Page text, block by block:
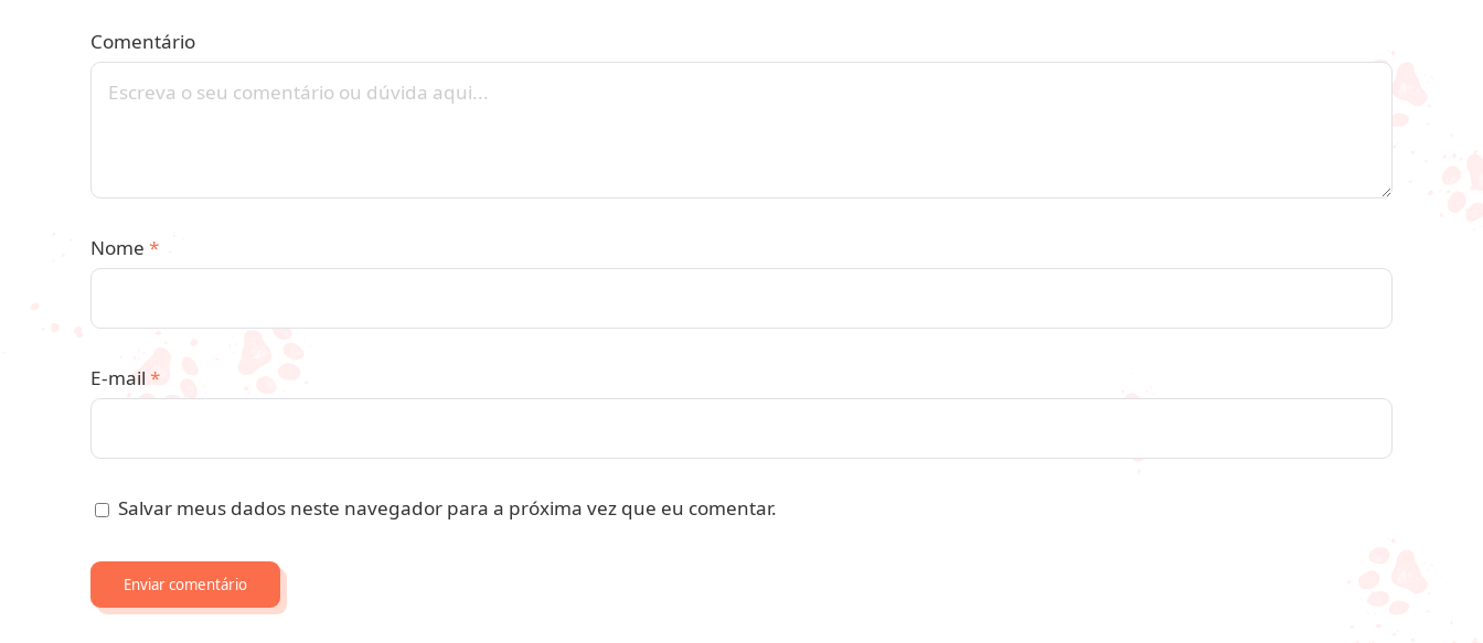
Comentário
Nome *
E-mail *
Salvar meus dados neste navegador para a próxima vez que eu comentar.